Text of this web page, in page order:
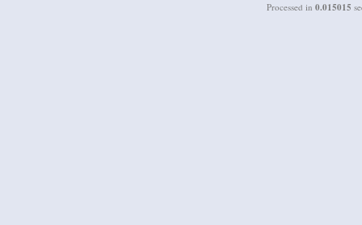
Processed in 0.015015